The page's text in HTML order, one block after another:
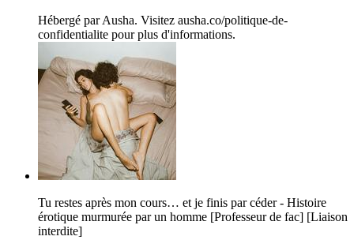
Hébergé par Ausha. Visitez ausha.co/politique-de-
confidentialite pour plus d'informations.
Tu restes après mon cours… et je finis par céder - Histoire
érotique murmurée par un homme [Professeur de fac] [Liaison
interdite]